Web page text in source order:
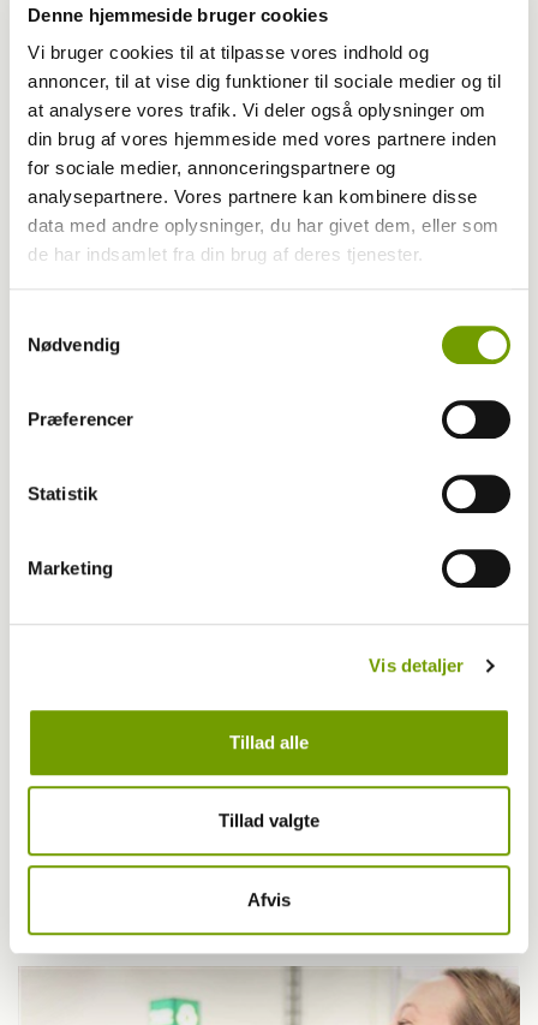
Denne hjemmeside bruger cookies
Vi bruger cookies til at tilpasse vores indhold og
annoncer, til at vise dig funktioner til sociale medier og til
at analysere vores trafik. Vi deler også oplysninger om
din brug af vores hjemmeside med vores partnere inden
for sociale medier, annonceringspartnere og
analysepartnere. Vores partnere kan kombinere disse
data med andre oplysninger, du har givet dem, eller som
de har indsamlet fra din brug af deres tjenester.
Nødvendig
Præferencer
Statistik
Marketing
Vis detaljer
Tillad alle
Tillad valgte
Afvis
Aktuelt
Cecilie springer ud som ringtræner
Blogindlæg
Cecilie Krarup fortæller om sit værste